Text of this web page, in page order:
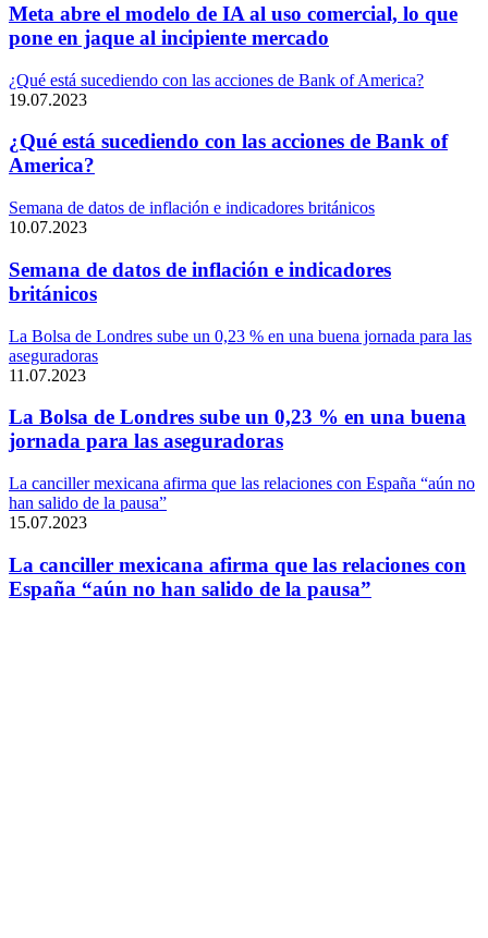
Meta abre el modelo de IA al uso comercial, lo que
pone en jaque al incipiente mercado
¿Qué está sucediendo con las acciones de Bank of America?
19.07.2023
¿Qué está sucediendo con las acciones de Bank of
America?
Semana de datos de inflación e indicadores británicos
10.07.2023
Semana de datos de inflación e indicadores
británicos
La Bolsa de Londres sube un 0,23 % en una buena jornada para las
aseguradoras
11.07.2023
La Bolsa de Londres sube un 0,23 % en una buena
jornada para las aseguradoras
La canciller mexicana afirma que las relaciones con España “aún no
han salido de la pausa”
15.07.2023
La canciller mexicana afirma que las relaciones con
España “aún no han salido de la pausa”